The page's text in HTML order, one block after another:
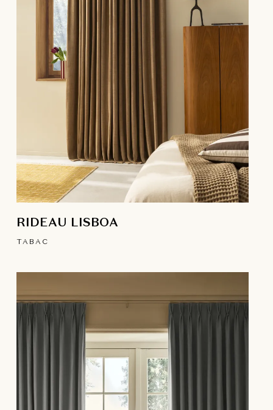
RIDEAU LISBOA
TABAC